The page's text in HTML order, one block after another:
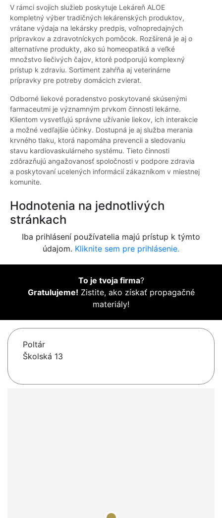
V rámci svojich služieb poskytuje Lekáreň ALOE
kompletný výber tradičných lekárenských produktov,
vrátane výdaja na lekársky predpis, voľnopredajných
prípravkov a zdravotníckych pomôcok. Rozšírená je aj o
alternatívne produkty, ako sú homeopatiká a veľké
množstvo liečivých čajov, ktoré podporujú komplexný
prístup k zdraviu. Sortiment zahŕňa aj veterinárne
prípravky pre potreby domácich zvierat.
Odborné liekové poradenstvo poskytované skúsenými
farmaceutmi je významným prvkom činnosti lekárne.
Klientom vysvetľujú správne užívanie liekov, ich interakcie
a možné vedľajšie účinky. Dostupná je aj služba merania
krvného tlaku, ktorá napomáha prevencii a sledovaniu
stavu kardiovaskulárneho systému. Tieto činnosti
zdôrazňujú angažovanosť spoločnosti v podpore zdravia
a poskytovaní ucelených informácií zákazníkom v miestnej
komunite.
Hodnotenia na jednotlivých
stránkach
Iba prihlásení používatelia majú prístup k týmto
údajom. Kliknite sem pre prihlásenie.
To je tvoja firma?
Gratulujeme! Zistite, ako získať propagačné
materiály!
Poltár
Školská 13